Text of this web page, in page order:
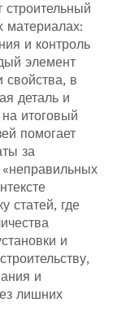
строительный
материалах:
и контроль
элемент
свойства, в
деталь и
итоговый
помогает
за
«неправильных
статей, где
и
и
лишних